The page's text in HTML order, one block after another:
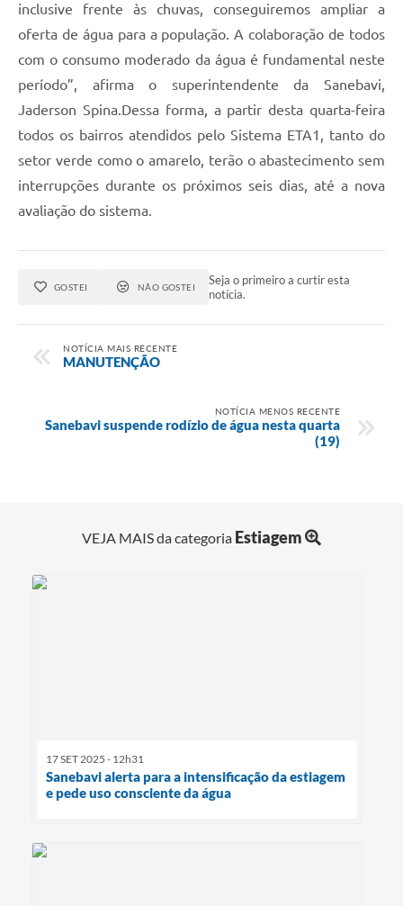
inclusive frente às chuvas, conseguiremos ampliar a
oferta de água para a população. A colaboração de todos
com o consumo moderado da água é fundamental neste
período”, afirma o superintendente da Sanebavi,
Jaderson Spina.Dessa forma, a partir desta quarta-feira
todos os bairros atendidos pelo Sistema ETA1, tanto do
setor verde como o amarelo, terão o abastecimento sem
interrupções durante os próximos seis dias, até a nova
avaliação do sistema.
GOSTEI NÃO GOSTEI
Seja o primeiro a curtir esta
notícia.
NOTÍCIA MAIS RECENTE
MANUTENÇÃO
NOTÍCIA MENOS RECENTE
Sanebavi suspende rodízio de água nesta quarta
(19)
VEJA MAIS da categoria Estiagem
17 SET 2025 - 12h31
Sanebavi alerta para a intensificação da estiagem
e pede uso consciente da água